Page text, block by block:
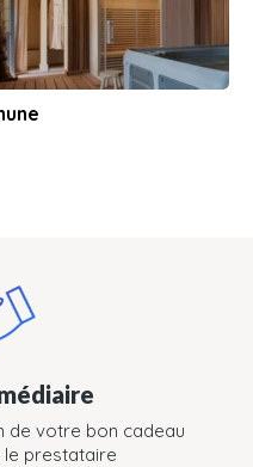
de votre bon cadeau
prestataire